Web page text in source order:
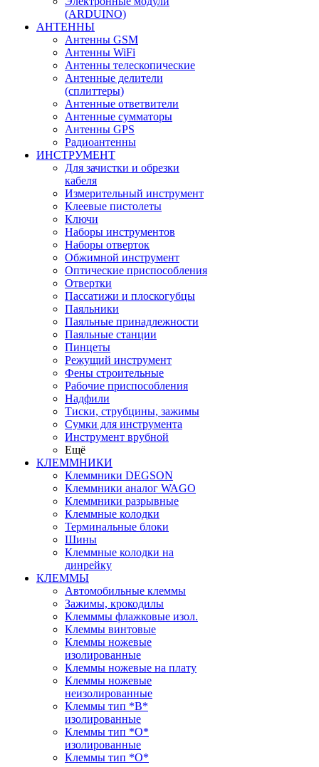
(ARDUINO)
АНТЕННЫ
Антенны GSM
Антенны WiFi
Антенны телескопические
Антенные делители
(сплиттеры)
Антенные ответвители
Антенные сумматоры
Антенны GPS
Радиоантенны
ИНСТРУМЕНТ
Для зачистки и обрезки
кабеля
Измерительный инструмент
Клеевые пистолеты
Ключи
Наборы инструментов
Наборы отверток
Обжимной инструмент
Оптические приспособления
Отвертки
Пассатижи и плоскогубцы
Паяльники
Паяльные принадлежности
Паяльные станции
Пинцеты
Режущий инструмент
Фены строительные
Рабочие приспособления
Надфили
Тиски, струбцины, зажимы
Сумки для инструмента
Инструмент врубной
Ещё
КЛЕММНИКИ
Клеммники DEGSON
Клеммники аналог WAGO
Клеммники разрывные
Клеммные колодки
Терминальные блоки
Шины
Клеммные колодки на
динрейку
КЛЕММЫ
Автомобильные клеммы
Зажимы, крокодилы
Клемммы флажковые изол.
Клеммы винтовые
Клеммы ножевые
изолированные
Клеммы ножевые на плату
Клеммы ножевые
неизолированные
Клеммы тип *B*
изолированные
Клеммы тип *O*
изолированные
Клеммы тип *O*